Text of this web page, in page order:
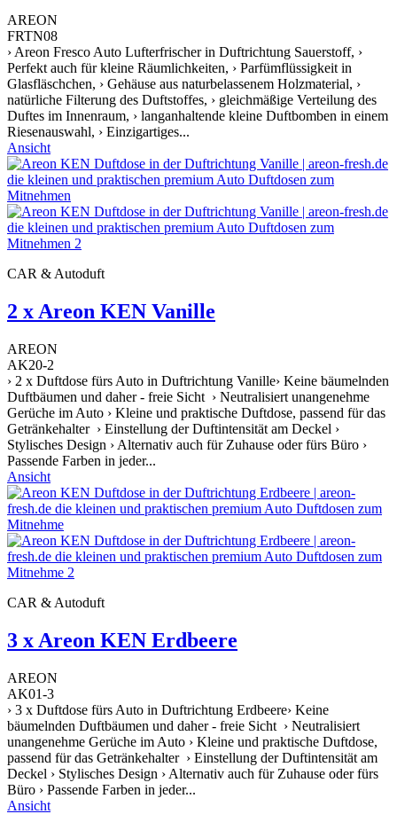
AREON
FRTN08
› Areon Fresco Auto Lufterfrischer in Duftrichtung Sauerstoff, ›
Perfekt auch für kleine Räumlichkeiten, › Parfümflüssigkeit in
Glasfläschchen, › Gehäuse aus naturbelassenem Holzmaterial, ›
natürliche Filterung des Duftstoffes, › gleichmäßige Verteilung des
Duftes im Innenraum, › langanhaltende kleine Duftbomben in einem
Riesenauswahl, › Einzigartiges...
Ansicht
CAR & Autoduft
2 x Areon KEN Vanille
AREON
AK20-2
› 2 x Duftdose fürs Auto in Duftrichtung Vanille› Keine bäumelnden
Duftbäumen und daher - freie Sicht › Neutralisiert unangenehme
Gerüche im Auto › Kleine und praktische Duftdose, passend für das
Getränkehalter › Einstellung der Duftintensität am Deckel ›
Stylisches Design › Alternativ auch für Zuhause oder fürs Büro ›
Passende Farben in jeder...
Ansicht
CAR & Autoduft
3 x Areon KEN Erdbeere
AREON
AK01-3
› 3 x Duftdose fürs Auto in Duftrichtung Erdbeere› Keine
bäumelnden Duftbäumen und daher - freie Sicht › Neutralisiert
unangenehme Gerüche im Auto › Kleine und praktische Duftdose,
passend für das Getränkehalter › Einstellung der Duftintensität am
Deckel › Stylisches Design › Alternativ auch für Zuhause oder fürs
Büro › Passende Farben in jeder...
Ansicht